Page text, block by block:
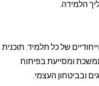
הלמידה.
של כל תלמיד. תוכנית
ומסייעת בפיתוח
ובביטחון העצמי.